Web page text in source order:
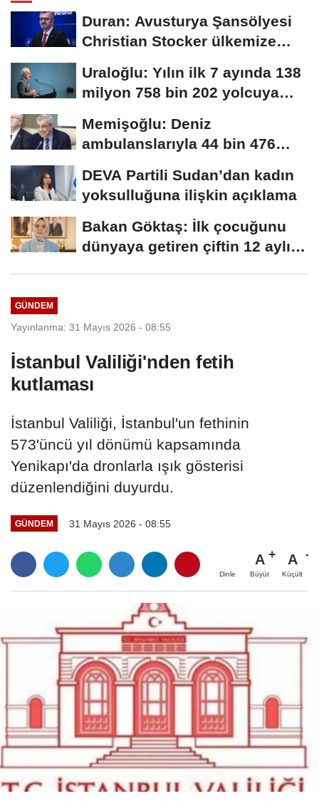
Duran: Avusturya Şansölyesi
Christian Stocker ülkemize
Uraloğlu: Yılın ilk 7 ayında 138
milyon 758 bin 202 yolcuya
Memişoğlu: Deniz
ambulanslarıyla 44 bin 476
DEVA Partili Sudan’dan kadın
yoksulluğuna ilişkin açıklama
Bakan Göktaş: İlk çocuğunu
dünyaya getiren çiftin 12 aylık
GÜNDEM
Yayınlanma: 31 Mayıs 2026 - 08:55
İstanbul Valiliği'nden fetih
kutlaması
İstanbul Valiliği, İstanbul'un fethinin
573'üncü yıl dönümü kapsamında
Yenikapı'da dronlarla ışık gösterisi
düzenlendiğini duyurdu.
GÜNDEM 31 Mayıs 2026 - 08:55
Dinle
A
Büyüt
A
Küçült